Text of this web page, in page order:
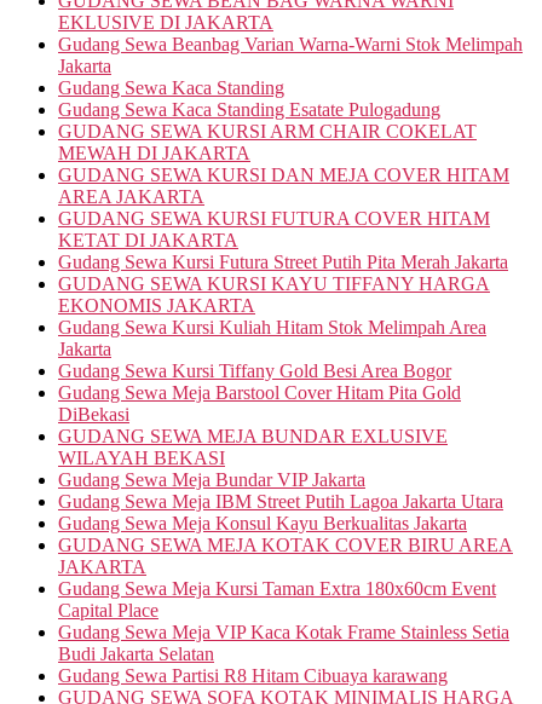
EKLUSIVE DI JAKARTA
Gudang Sewa Beanbag Varian Warna-Warni Stok Melimpah
Jakarta
Gudang Sewa Kaca Standing
Gudang Sewa Kaca Standing Esatate Pulogadung
GUDANG SEWA KURSI ARM CHAIR COKELAT
MEWAH DI JAKARTA
GUDANG SEWA KURSI DAN MEJA COVER HITAM
AREA JAKARTA
GUDANG SEWA KURSI FUTURA COVER HITAM
KETAT DI JAKARTA
Gudang Sewa Kursi Futura Street Putih Pita Merah Jakarta
GUDANG SEWA KURSI KAYU TIFFANY HARGA
EKONOMIS JAKARTA
Gudang Sewa Kursi Kuliah Hitam Stok Melimpah Area
Jakarta
Gudang Sewa Kursi Tiffany Gold Besi Area Bogor
Gudang Sewa Meja Barstool Cover Hitam Pita Gold
DiBekasi
GUDANG SEWA MEJA BUNDAR EXLUSIVE
WILAYAH BEKASI
Gudang Sewa Meja Bundar VIP Jakarta
Gudang Sewa Meja IBM Street Putih Lagoa Jakarta Utara
Gudang Sewa Meja Konsul Kayu Berkualitas Jakarta
GUDANG SEWA MEJA KOTAK COVER BIRU AREA
JAKARTA
Gudang Sewa Meja Kursi Taman Extra 180x60cm Event
Capital Place
Gudang Sewa Meja VIP Kaca Kotak Frame Stainless Setia
Budi Jakarta Selatan
Gudang Sewa Partisi R8 Hitam Cibuaya karawang
GUDANG SEWA SOFA KOTAK MINIMALIS HARGA